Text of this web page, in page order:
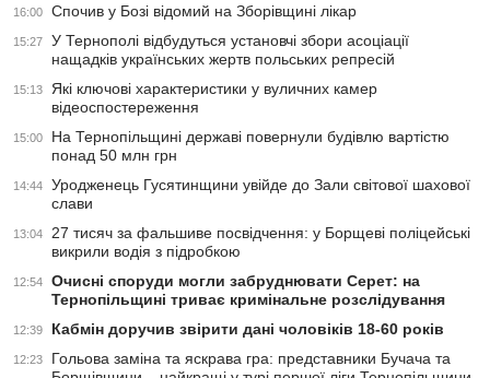
16:00 Спочив у Бозі відомий на Зборівщині лікар
15:27
У Тернополі відбудуться установчі збори асоціації
нащадків українських жертв польських репресій
15:13
Які ключові характеристики у вуличних камер
відеоспостереження
15:00
На Тернопільщині державі повернули будівлю вартістю
понад 50 млн грн
14:44
Уродженець Гусятинщини увійде до Зали світової шахової
слави
13:04
27 тисяч за фальшиве посвідчення: у Борщеві поліцейські
викрили водія з підробкою
12:54
Очисні споруди могли забруднювати Серет: на
Тернопільщині триває кримінальне розслідування
12:39 Кабмін доручив звірити дані чоловіків 18-60 років
12:23
Гольова заміна та яскрава гра: представники Бучача та